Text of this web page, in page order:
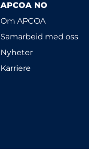
APCOA NO
Om APCOA
Samarbeid med oss
Nyheter
Karriere